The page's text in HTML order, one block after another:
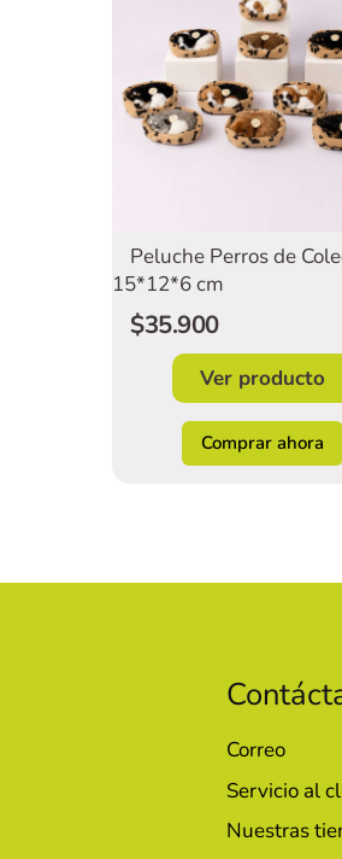
Peluche Perros de
15*12*6 cm
$35.900
Ver producto
Comprar ahora
Correo
Servicio al
Nuestras